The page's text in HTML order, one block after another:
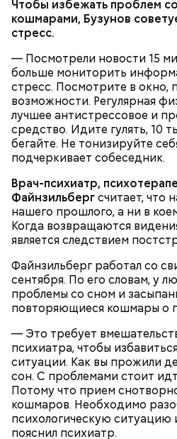
Чтобы избежать проблем
кошмарами, Бузунов
стресс.
— Посмотрели новости 15
больше мониторить
стресс. Посмотрите в окно,
возможности. Регулярная
лучшее антистрессовое и
средство. Идите гулять, 10
бегайте. Не тонизируйте
подчеркивает собеседник.
Врач-психиатр,
Файнзильбергсчитает, что
нашего прошлого, а ни в
Когда возвращаются
является следствием
Файнзильберг работал со
сентября. По его словам, у
проблемы со сном и
повторяющиеся кошмары о
— Это требует
психиатра, чтобы
ситуации. Как вы прожили
сон. С проблемами стоит
Потому что прием
кошмаров. Необходимо
психологическую
пояснил психиатр.
А еще, удержав меч палача,
смерти трех мужей,
корыстолюбивым
За свою земную жизнь он
добрых дел во славу Божию.
2-3 картофелины,
1 некрупное яблоко,
1 некрупный помидор,
2 корня сельдерея,
салатная заправка.
Очищенный сырой салатный
нашинковать соломкой.
кожицы и семян, нарезать
нарезать вареный
перемешать, полить
в салатник горкой и
сельдерея, кусочками
ломтиками яблок.